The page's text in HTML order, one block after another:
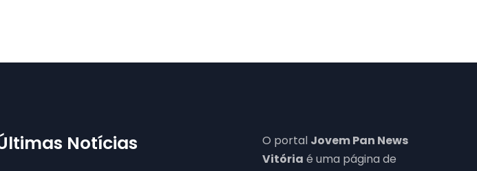
Notícias O portal Jovem Pan News
Vitória é uma página de